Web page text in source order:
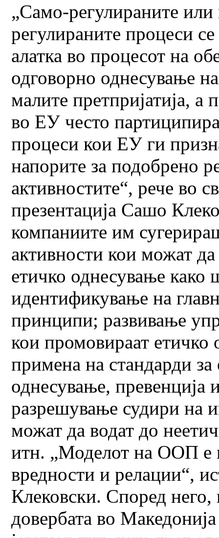
„Само-регулираните или
регулираните процеси
алатка во процесот на
одговорно однесување
малите претпријатија, а
во ЕУ често
процеси кои ЕУ ги
напорите за подобрено
активностите“, рече во
презентација Сашо
компаниите им
активности кои можат
етичко однесување како
идентификување на
принципи; развивање
кои промовираат етичко
примена на стандарди за
однесување, превенција
разрешување судири на
можат да водат до
итн. „Моделот на ООП е
вредности и релации“,
Клековски. Според него,
довербата во